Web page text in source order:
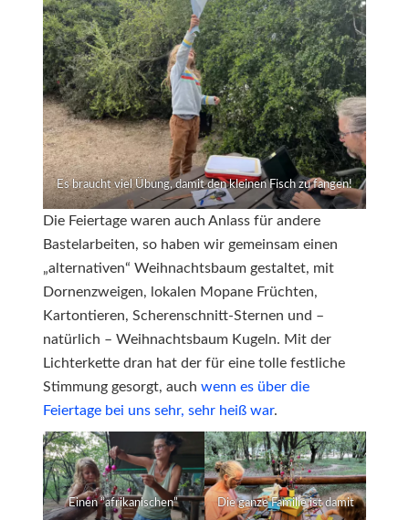
Es braucht viel Übung, damit den kleinen Fisch zu fangen!
Die Feiertage waren auch Anlass für andere
Bastelarbeiten, so haben wir gemeinsam einen
„alternativen“ Weihnachtsbaum gestaltet, mit
Dornenzweigen, lokalen Mopane Früchten,
Kartontieren, Scherenschnitt-Sternen und –
natürlich – Weihnachtsbaum Kugeln. Mit der
Lichterkette dran hat der für eine tolle festliche
Stimmung gesorgt, auch wenn es über die
Feiertage bei uns sehr, sehr heiß war.
Einen “afrikanischen”
Die ganze Familie ist damit